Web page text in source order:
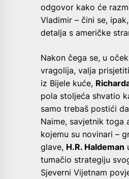
odgovor kako će
Vladimir – čini se,
detalja s američke
Nakon čega se, u
vragolija, valja
iz Bijele kuće,
pola stoljeća shvatio
samo trebaš postići
Naime, savjetnik toga
kojemu su novinari –
glave, H.R. Haldeman
tumačio strategiju
Sjeverni Vijetnam